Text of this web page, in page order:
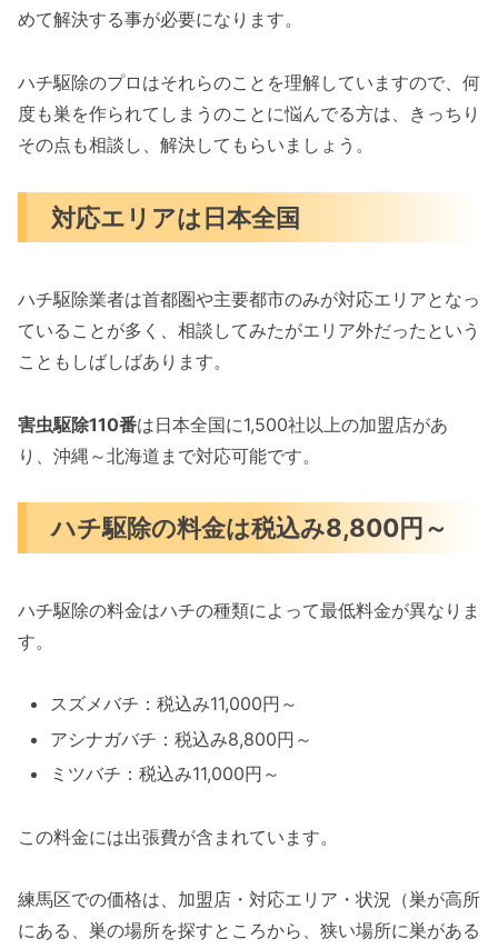
めて解決する事が必要になります。
ハチ駆除のプロはそれらのことを理解していますので、何
度も巣を作られてしまうのことに悩んでる方は、きっちり
その点も相談し、解決してもらいましょう。
対応エリアは日本全国
ハチ駆除業者は首都圏や主要都市のみが対応エリアとなっ
ていることが多く、相談してみたがエリア外だったという
こともしばしばあります。
害虫駆除110番は日本全国に1,500社以上の加盟店があ
り、沖縄～北海道まで対応可能です。
ハチ駆除の料金は税込み8,800円～
ハチ駆除の料金はハチの種類によって最低料金が異なりま
す。
スズメバチ：税込み11,000円～
アシナガバチ：税込み8,800円～
ミツバチ：税込み11,000円～
この料金には出張費が含まれています。
練馬区での価格は、加盟店・対応エリア・状況（巣が高所
にある、巣の場所を探すところから、狭い場所に巣がある